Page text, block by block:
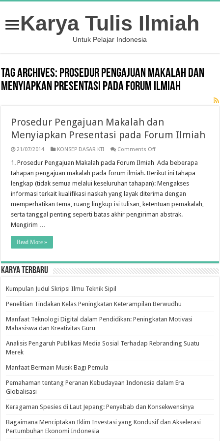
Karya Tulis Ilmiah
Untuk Pelajar Indonesia
Tag Archives: Prosedur Pengajuan Makalah dan
Menyiapkan Presentasi pada Forum Ilmiah
Prosedur Pengajuan Makalah dan
Menyiapkan Presentasi pada Forum Ilmiah
21/07/2014 KONSEP DASAR KTI Comments Offon
Pengajuan
dan
Menyiapkan
Presentasi
pada
Ilmiah
1. Prosedur Pengajuan Makalah pada Forum Ilmiah Ada beberapa
tahapan pengajuan makalah pada forum ilmiah. Berikut ini tahapa
lengkap (tidak semua melalui keseluruhan tahapan): Mengakses
informasi terkait kualifikasi naskah yang layak diterima dengan
memperhatikan tema, ruang lingkup isi tulisan, ketentuan pemakalah,
serta tanggal penting seperti batas akhir pengiriman abstrak.
Mengirim …
Read More »
Karya Terbaru
Kumpulan Judul Skripsi Ilmu Teknik Sipil
Penelitian Tindakan Kelas Peningkatan Keterampilan Berwudhu
Manfaat Teknologi Digital dalam Pendidikan: Peningkatan Motivasi
Mahasiswa dan Kreativitas Guru
Analisis Pengaruh Publikasi Media Sosial Terhadap Rebranding Suatu
Merek
Manfaat Bermain Musik Bagi Pemula
Pemahaman tentang Peranan Kebudayaan Indonesia dalam Era
Globalisasi
Keragaman Spesies di Laut Jepang: Penyebab dan Konsekwensinya
Bagaimana Menciptakan Iklim Investasi yang Kondusif dan Akselerasi
Pertumbuhan Ekonomi Indonesia